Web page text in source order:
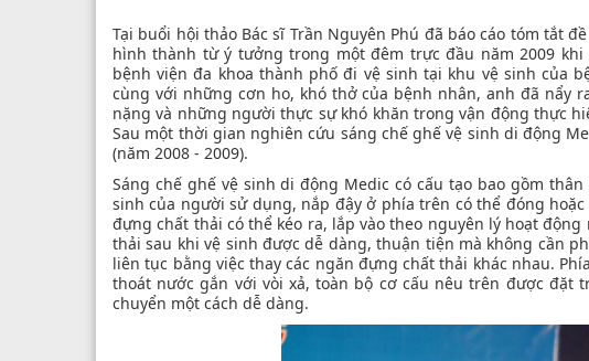
Tại buổi hội thảo Bác sĩ Trần Nguyên Phú đã báo cáo tóm tắt
hình thành từ ý tưởng trong một đêm trực đầu năm 2009
bệnh viện đa khoa thành phố đi vệ sinh tại khu vệ sinh của
cùng với những cơn ho, khó thở của bệnh nhân, anh đã nẩy
nặng và những người thực sự khó khăn trong vận động thực
Sau một thời gian nghiên cứu sáng chế ghế vệ sinh di động
(năm 2008 - 2009).
Sáng chế ghế vệ sinh di động Medic có cấu tạo bao gồm
sinh của người sử dụng, nắp đậy ở phía trên có thể đóng
đựng chất thải có thể kéo ra, lắp vào theo nguyên lý hoạt
thải sau khi vệ sinh được dễ dàng, thuận tiện mà không cần
liên tục bằng việc thay các ngăn đựng chất thải khác nhau.
thoát nước gắn với vòi xả, toàn bộ cơ cấu nêu trên được đặt
chuyển một cách dễ dàng.